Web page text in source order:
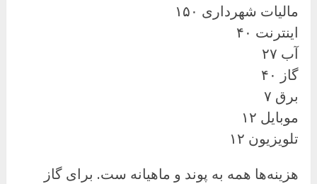
مالیات شهرداری ۱۵۰
اینترنت ۴۰
آب ۲۷
گاز ۴۰
برق ۷
موبایل ۱۲
تلویزیون ۱۲
هزینه‌ها همه به پوند و ماهیانه ست. برای گاز